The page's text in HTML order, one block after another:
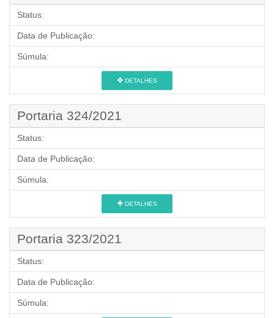
Status:
Data de Publicação:
Súmula:
DETALHES
Portaria 324/2021
Status:
Data de Publicação:
Súmula:
DETALHES
Portaria 323/2021
Status:
Data de Publicação:
Súmula: